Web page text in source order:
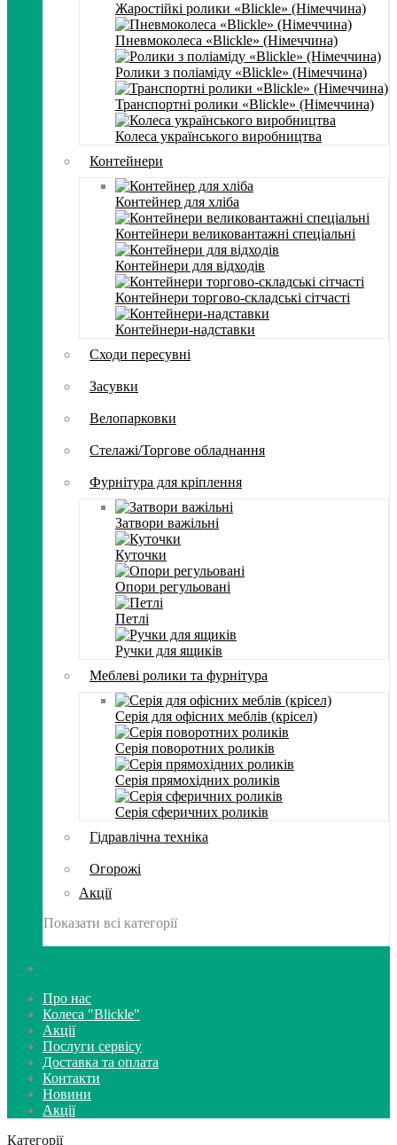
Жаростійкі ролики «Blickle» (Німеччина)
Пневмоколеса «Blickle» (Німеччина)
Ролики з поліаміду «Blickle» (Німеччина)
Транспортні ролики «Blickle» (Німеччина)
Колеса українського виробництва
Контейнери
Контейнер для хліба
Контейнери великовантажні спеціальні
Контейнери для відходів
Контейнери торгово-складські сітчасті
Контейнери-надставки
Сходи пересувні
Засувки
Велопарковки
Стелажі/Торгове обладнання
Фурнітура для кріплення
Затвори важільні
Куточки
Опори регульовані
Петлі
Ручки для ящиків
Меблеві ролики та фурнітура
Серія для офісних меблів (крісел)
Серія поворотних роликів
Серія прямохідних роликів
Серія сферичних роликів
Гідравлічна техніка
Огорожі
Акції
Показати всі категорії
Про нас
Колеса "Blickle"
Акції
Послуги сервісу
Доставка та оплата
Контакти
Новини
Акції
Категорії